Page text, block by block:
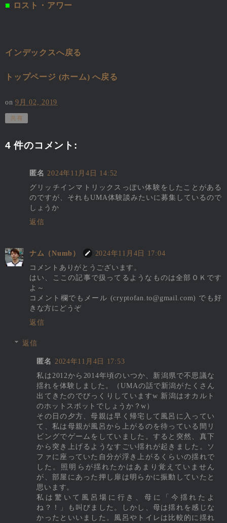
■ ロスト・アワー
インデックスへ戻る
トップページ (ホーム) へ戻る
on9月 02, 2019
共有
4 件のコメント:
匿名 2024年11月4日 14:52
グリッチインマトリックスっぽい体験をしたことがある
のですが、それもUMA体験談みたいに募集しているので
しょうか
返信
ナム（Numb）
2024年11月4日 17:04
コメントありがとうございます。
はい、ここの記事で扱ってるようなものは全部ＯＫです
よ～
コメント欄でもメール (cryptofan.to@gmail.com) でも好
きな方にどうぞ
返信
返信
匿名 2024年11月4日 17:53
私は2012から2014年頃のいつか、新潟県で不思議な
揺れを体験しました。（UMAの話で新潟がたくさん
出てきたのでびっくりしていますw 新潟はオカルト
のホットスポットでしょうか？w）
その日の夕方、母親は早く帰宅して風呂に入ってい
て、私は母親が風呂から上がるのを待っている間リ
ビングでゲームをしていました。すると突然、真下
から突き上げるようなすごい揺れが起きました。ソ
ファに座っていた自分が浮き上がるくらいの揺れで
した。照明らが揺れたかはあまり覚えていません
が、部屋にあった押し扉は明らかに振動していたと
思います。
私は驚いて風呂場に行き、母に「今揺れたよ
ね？！」も叫びました。しかし、母は揺れを感じな
かったといいました。風呂やトイレは比較的に揺れ